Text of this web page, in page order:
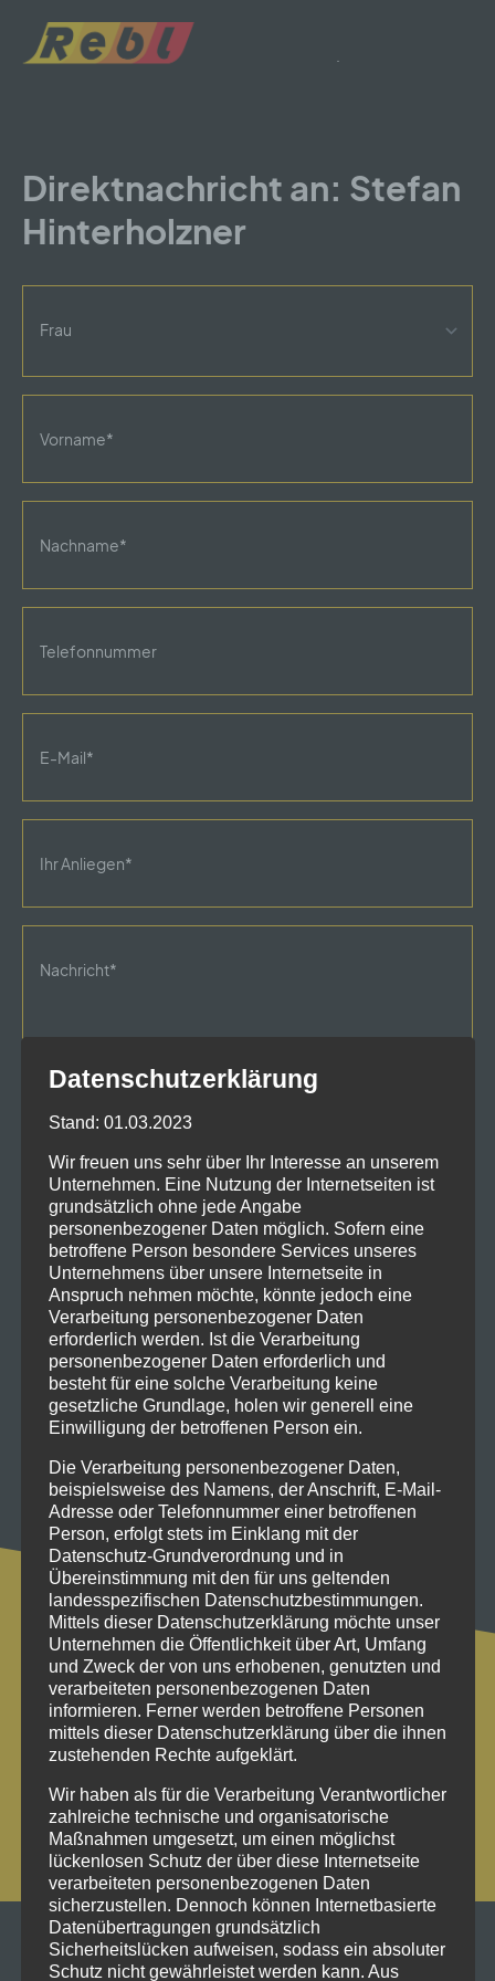
Wärmedämmung
Malerarbeiten
Betonsanierung
Werbetechnik
Kunstwerke
Direktnachricht an: Stefan
Hinterholzner
Anrede
Vorname
Nachname
Telefon
Email
Anliegen
Nachricht
DSGVO
Ich bin mit der Verarbeitung meiner Daten gemäß
Datenschutzerklärung einverstanden.
Name
Nachricht senden
Bleiben wir in
Kontakt
Niederlassungen:
Datenschutzerklärung
Stand: 01.03.2023
Wir freuen uns sehr über Ihr Interesse an unserem
Unternehmen. Eine Nutzung der Internetseiten ist
grundsätzlich ohne jede Angabe
personenbezogener Daten möglich. Sofern eine
betroffene Person besondere Services unseres
Unternehmens über unsere Internetseite in
Anspruch nehmen möchte, könnte jedoch eine
Verarbeitung personenbezogener Daten
erforderlich werden. Ist die Verarbeitung
personenbezogener Daten erforderlich und
besteht für eine solche Verarbeitung keine
gesetzliche Grundlage, holen wir generell eine
Einwilligung der betroffenen Person ein.
Die Verarbeitung personenbezogener Daten,
beispielsweise des Namens, der Anschrift, E-Mail-
Adresse oder Telefonnummer einer betroffenen
Person, erfolgt stets im Einklang mit der
Datenschutz-Grundverordnung und in
Übereinstimmung mit den für uns geltenden
landesspezifischen Datenschutzbestimmungen.
Mittels dieser Datenschutzerklärung möchte unser
Unternehmen die Öffentlichkeit über Art, Umfang
und Zweck der von uns erhobenen, genutzten und
verarbeiteten personenbezogenen Daten
informieren. Ferner werden betroffene Personen
mittels dieser Datenschutzerklärung über die ihnen
zustehenden Rechte aufgeklärt.
Wir haben als für die Verarbeitung Verantwortlicher
zahlreiche technische und organisatorische
Maßnahmen umgesetzt, um einen möglichst
lückenlosen Schutz der über diese Internetseite
verarbeiteten personenbezogenen Daten
sicherzustellen. Dennoch können Internetbasierte
Datenübertragungen grundsätzlich
Sicherheitslücken aufweisen, sodass ein absoluter
Schutz nicht gewährleistet werden kann. Aus